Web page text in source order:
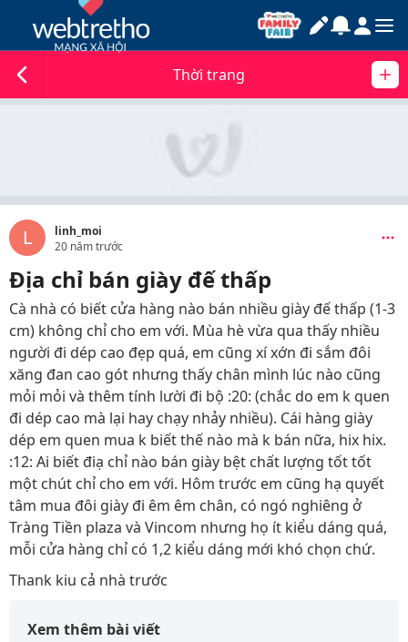
Thời trang
L
linh_moi
20 năm trước
Địa chỉ bán giày đế thấp
Cà nhà có biết cửa hàng nào bán nhiều giày đế thấp (1-3
cm) không chỉ cho em với. Mùa hè vừa qua thấy nhiều
người đi dép cao đẹp quá, em cũng xí xớn đi sắm đôi
xăng đan cao gót nhưng thấy chân mình lúc nào cũng
mỏi mỏi và thêm tính lười đi bộ :20: (chắc do em k quen
đi dép cao mà lại hay chạy nhảy nhiều). Cái hàng giày
dép em quen mua k biết thế nào mà k bán nữa, hix hix.
:12: Ai biết điạ chỉ nào bán giày bệt chất lượng tốt tốt
một chút chỉ cho em với. Hôm trước em cũng hạ quyết
tâm mua đôi giày đi êm êm chân, có ngó nghiêng ở
Tràng Tiền plaza và Vincom nhưng họ ít kiểu dáng quá,
mỗi cửa hàng chỉ có 1,2 kiểu dáng mới khó chọn chứ.
Thank kiu cả nhà trước
Xem thêm bài viết